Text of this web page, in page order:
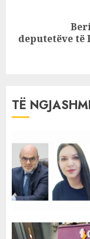
Next
deputetëve të
TË